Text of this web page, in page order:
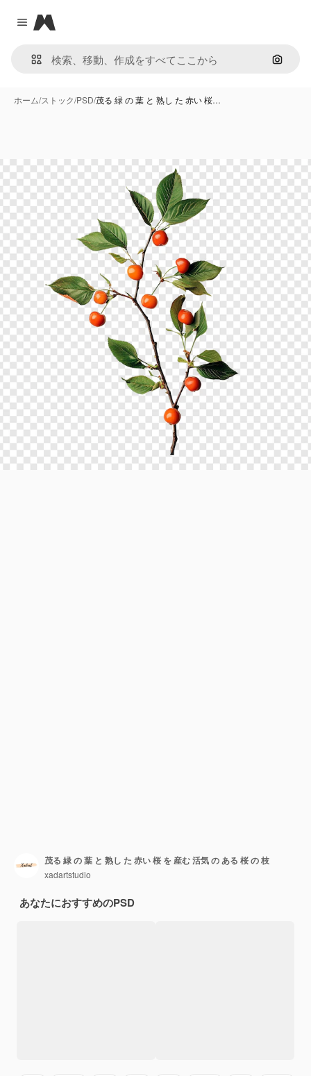
Close menu
Magnific
画像で
ホーム/ストック/PSD/茂る 緑 の 葉 と 熟し た 赤い 桜…
茂る 緑 の 葉 と 熟し た 赤い 桜 を 産む 活気 の ある 桜 の 枝
xadartstudio
あなたにおすすめのPSD